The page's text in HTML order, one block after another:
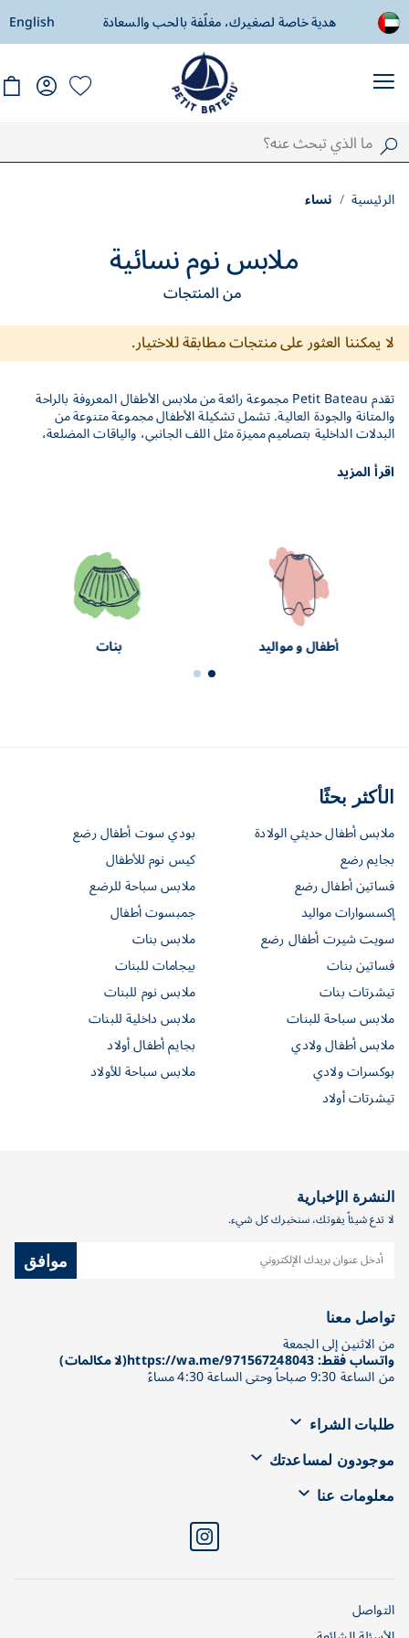
هدية خاصة لصغيرك، مغلّفة بالحب والسعادة توصيل مجاني
English
الرئيسية نساء
ملابس نوم نسائية
من المنتجات
لا يمكننا العثور على منتجات مطابقة للاختيار.
تقدم Petit Bateau مجموعة رائعة من ملابس الأطفال المعروفة بالراحة
والمتانة والجودة العالية. تشمل تشكيلة الأطفال مجموعة متنوعة من
البدلات الداخلية بتصاميم مميزة مثل اللف الجانبي، والياقات المضلعة،
والياقات المستديرة، والياقات الكلاسيكية. تتميز الملابس الكلاسيكية
وإكسسوارات الأطفال للعلامة التجارية بخطوط بحرية، وقلوب أيقونية،
ونقشات زهرية ناعمة، مما يمنحها طابعًا أنيقًا وخالدًا للأطفال. تتوفر ملابس
أطفال و مواليد بنات
الأكثر بحثًا
ملابس أطفال حديثي الولادة
بودي سوت أطفال رضع
بجايم رضع
كيس نوم للأطفال
فساتين أطفال رضع
ملابس سباحة للرضع
إكسسوارات مواليد
جمبسوت أطفال
سويت شيرت أطفال رضع
ملابس بنات
فساتين بنات
بيجامات للبنات
تيشرتات بنات
ملابس نوم للبنات
ملابس سباحة للبنات
ملابس داخلية للبنات
ملابس أطفال ولادي
بجايم أطفال أولاد
بوكسرات ولادي
ملابس سباحة للأولاد
تيشرتات أولاد
النشرة الإخبارية
لا تدع شيئاً يفوتك، سنخبرك كل شيء.
موافق
تواصل معنا
من الاثنين إلى الجمعة
واتساب فقط: https://wa.me/971567248043(لا مكالمات)
من الساعة 9:30 صباحاً وحتى الساعة 4:30 مساءً
طلبات الشراء
موجودون لمساعدتك
معلومات عنا
التواصل